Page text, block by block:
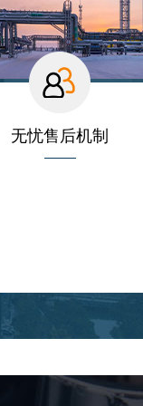
无忧售后机制